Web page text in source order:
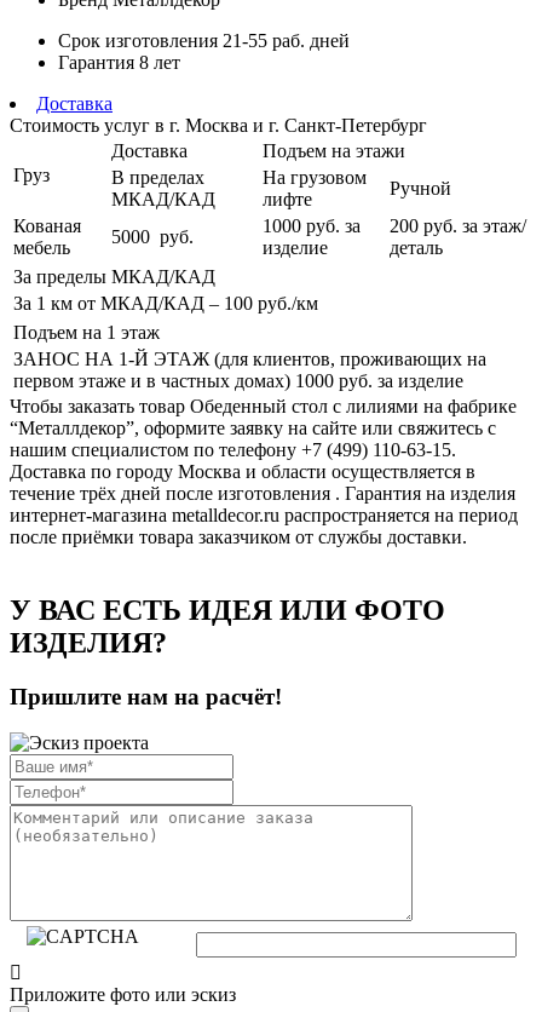
Срок изготовления 21-55 раб. дней
Гарантия 8 лет
Доставка
Стоимость услуг в г. Москва и г. Санкт-Петербург
Груз
Доставка
Подъем на этажи
В пределах
МКАД/КАД
На грузовом
лифте
Ручной
Кованая
мебель
5000 руб.
1000 руб. за
изделие
200 руб. за этаж/
деталь
За пределы МКАД/КАД
За 1 км от МКАД/КАД – 100 руб./км
Подъем на 1 этаж
ЗАНОС НА 1-Й ЭТАЖ (для клиентов, проживающих на
первом этаже и в частных домах) 1000 руб. за изделие
Чтобы заказать товар Обеденный стол с лилиями на фабрике
“Металлдекор”, оформите заявку на сайте или свяжитесь с
нашим специалистом по телефону +7 (499) 110-63-15.
Доставка по городу Москва и области осуществляется в
течение трёх дней после изготовления . Гарантия на изделия
интернет-магазина metalldecor.ru распространяется на период
после приёмки товара заказчиком от службы доставки.
У ВАС ЕСТЬ ИДЕЯ ИЛИ ФОТО
ИЗДЕЛИЯ?
Пришлите нам на расчёт!
Приложите фото или эскиз